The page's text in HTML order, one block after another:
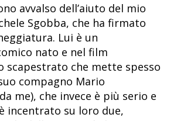
avvalso dell’aiuto del mio
Sgobba, che ha firmato
Lui è un
nato e nel film
scapestrato che mette spesso
compagno Mario
me), che invece è più serio e
incentrato su loro due,